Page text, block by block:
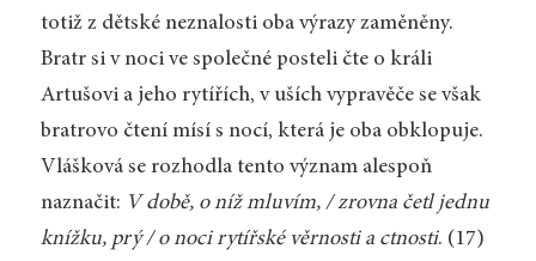
totiž z dětské neznalosti oba výrazy zaměněny.
Bratr si v noci ve společné posteli čte o králi
Artušovi a jeho rytířích, v uších vypravěče se však
bratrovo čtení mísí s nocí, která je oba obklopuje.
Vlášková se rozhodla tento význam alespoň
naznačit: V době, o níž mluvím, / zrovna četl jednu
knížku, prý / o noci rytířské věrnosti a ctnosti. (17)